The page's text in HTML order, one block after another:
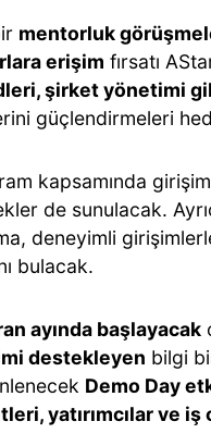
mentorluk
erişim fırsatı
şirket yönetimi
güçlendirmeleri
kapsamında
de sunulacak.
deneyimli
bulacak.
ayında başlayacak
destekleyen bilgi
Demo Day
yatırımcılar ve